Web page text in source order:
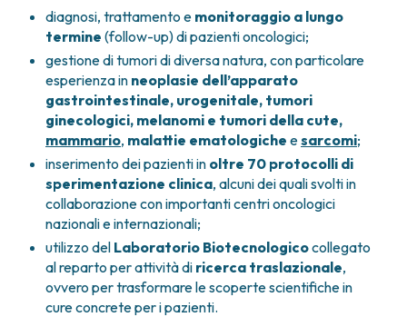
MIELOMI
NEOPLASIE MIELODISPLASTICHE
NEOPLASIE MIELOPROLIFERATIVE CRONICHE
SARCOMI E TUMORI RARI
TUMORI OSSEI
LABORATORIO ANALISI
MEDICINA NUCLEARE
RADIODIAGNOSTICA
RADIOTERAPIA
CONSULENZE
CARDIOLOGIA
DIETETICA E NUTRIZIONE CLINICA
GENETICA MEDICA
PNEUMOLOGIA
PSICOLOGIA
TERAPIA DEL DOLORE E CURE PALLIATIVE
ALTRE CONSULENZE
RICERCA CLINICA
diagnosi, trattamento e monitoraggio a lungo
termine (follow-up) di pazienti oncologici;
gestione di tumori di diversa natura, con particolare
esperienza in neoplasie dell’apparato
gastrointestinale, urogenitale, tumori
ginecologici, melanomi e tumori della cute,
mammario, malattie ematologiche esarcomi;
inserimento dei pazienti in oltre 70 protocolli di
sperimentazione clinica, alcuni dei quali svolti in
collaborazione con importanti centri oncologici
nazionali e internazionali;
utilizzo del Laboratorio Biotecnologicocollegato
al reparto per attività di ricerca traslazionale,
ovvero per trasformare le scoperte scientifiche in
cure concrete per i pazienti.